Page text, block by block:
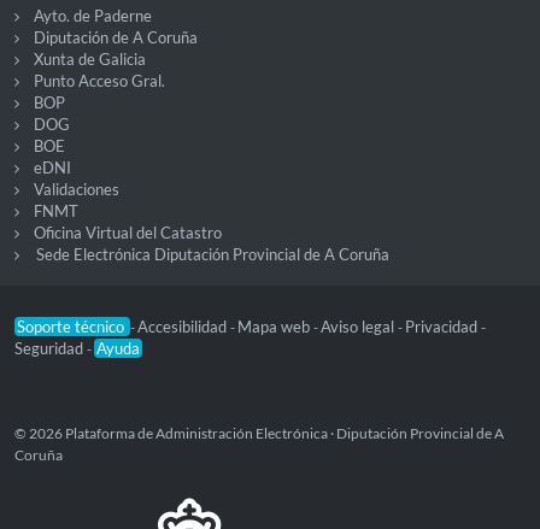
Ayto. de Paderne
Diputación de A Coruña
Xunta de Galicia
Punto Acceso Gral.
BOP
DOG
BOE
eDNI
Validaciones
FNMT
Oficina Virtual del Catastro
Sede Electrónica Diputación Provincial de A Coruña
Soporte técnico -Accesibilidad - Mapa web -Aviso legal - Privacidad -
Seguridad - Ayuda
© 2026 Plataforma de Administración Electrónica · Diputación Provincial de A
Coruña